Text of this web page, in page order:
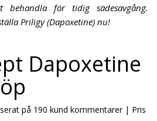
för tidig sädesavgång.
Priligy (Dapoxetine) nu!
Dapoxetine
på 190 kund kommentarer| Pris